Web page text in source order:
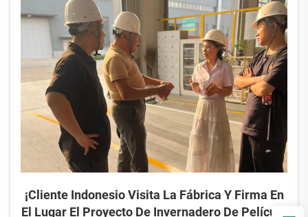
proyectos comerciales de alta gama. El material adecuado puede
mejorar el rendimiento de los cultivos, reducir los costos energéticos
y aumentar la rentabilidad a largo plazo.
¡Cliente Indonesio Visita La Fábrica Y Firma En
El Lugar El Proyecto De Invernadero De Película